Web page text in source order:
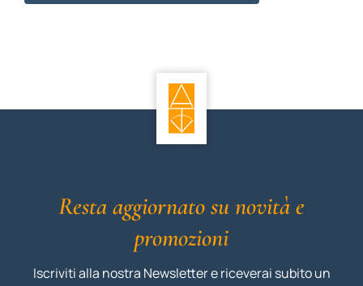
Resta aggiornato su novità e
promozioni
Iscriviti alla nostra Newsletter e riceverai subito un